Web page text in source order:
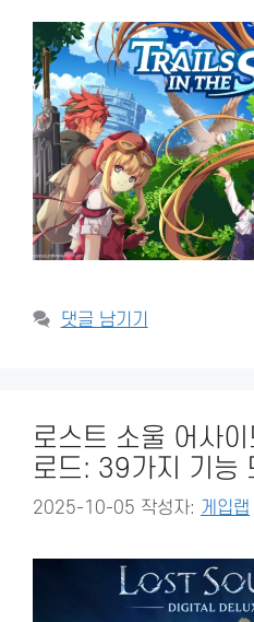
댓글 남기기
로스트 소울 어사
로드: 39가지 기능
2025-10-05 작성자: 게입랩